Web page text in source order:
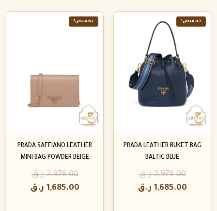
تخفيض!
PRADA LEATHER BUKET BAG
BALTIC BLUE
2,976.00 ر.ق
1,685.00 ر.ق
تخفيض!
PRADA SAFFIANO LEATHER
MINI BAG POWDER BEIGE
2,976.00 ر.ق
1,685.00 ر.ق